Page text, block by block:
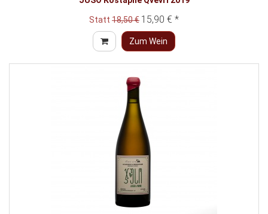
Statt 18,50 € 15,90 € *
Zum Wein